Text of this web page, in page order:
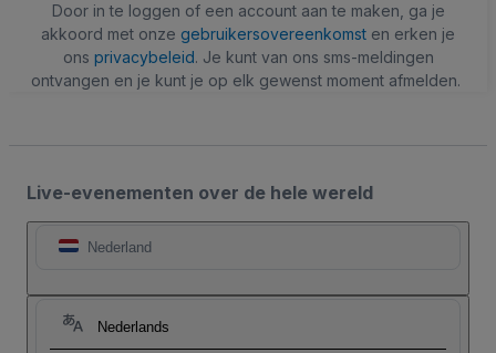
Door in te loggen of een account aan te maken, ga je
akkoord met onze gebruikersovereenkomst en erken je
ons privacybeleid. Je kunt van ons sms-meldingen
ontvangen en je kunt je op elk gewenst moment afmelden.
Live-evenementen over de hele wereld
Nederland
Nederlands